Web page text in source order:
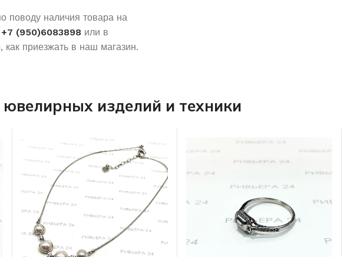
поводу наличия товара на
+7 (950)6083898 или в
приезжать в наш магазин.
изделий и техники